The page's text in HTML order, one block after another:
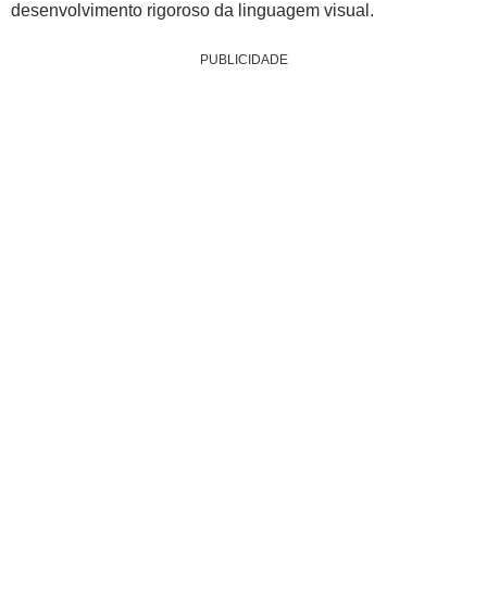
desenvolvimento rigoroso da linguagem visual.
PUBLICIDADE